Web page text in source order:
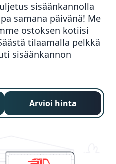
sisäänkannolla
samana päivänä! Me
ostoksen kotiisi
tilaamalla pelkkä
sisäänkannon
Arvioi hinta